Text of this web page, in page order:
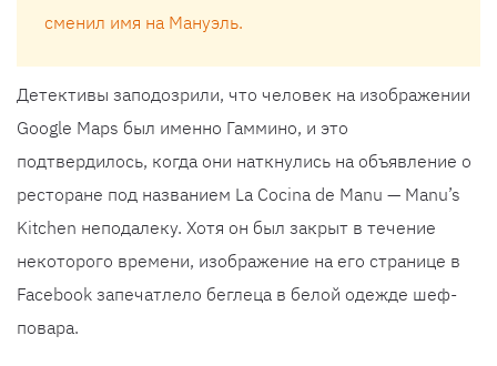
сменил имя на Мануэль.
Детективы заподозрили, что человек на изображении
Google Maps был именно Гаммино, и это
подтвердилось, когда они наткнулись на объявление о
ресторане под названием La Cocina de Manu — Manu’s
Kitchen неподалеку. Хотя он был закрыт в течение
некоторого времени, изображение на его странице в
Facebook запечатлело беглеца в белой одежде шеф-
повара.